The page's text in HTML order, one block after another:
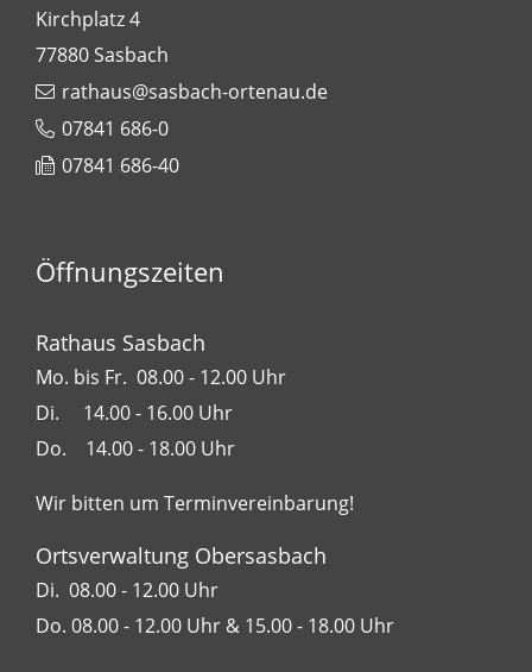
Kirchplatz 4
77880Sasbach
rathaus@sasbach-ortenau.de
07841 686-0
07841 686-40
Öffnungszeiten
Rathaus Sasbach
Mo. bis Fr. 08.00 - 12.00 Uhr
Di. 14.00 - 16.00 Uhr
Do. 14.00 - 18.00 Uhr
Wir bitten um Terminvereinbarung!
Ortsverwaltung Obersasbach
Di. 08.00 - 12.00 Uhr
Do. 08.00 - 12.00 Uhr & 15.00 - 18.00 Uhr